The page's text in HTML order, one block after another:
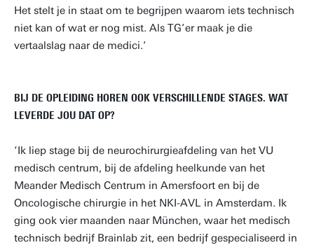
Het stelt je in staat om te begrijpen waarom iets technisch
niet kan of wat er nog mist. Als TG’er maak je die
vertaalslag naar de medici.’
BIJ DE OPLEIDING HOREN OOK VERSCHILLENDE STAGES. WAT
LEVERDE JOU DAT OP?
‘Ik liep stage bij de neurochirurgieafdeling van het VU
medisch centrum, bij de afdeling heelkunde van het
Meander Medisch Centrum in Amersfoort en bij de
Oncologische chirurgie in het NKI-AVL in Amsterdam. Ik
ging ook vier maanden naar München, waar het medisch
technisch bedrijf Brainlab zit, een bedrijf gespecialiseerd in